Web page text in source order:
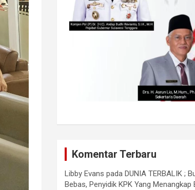
Komentar Terbaru
Libby Evans pada DUNIA TERBALIK ;
Bebas, Penyidik KPK Yang Menangkap